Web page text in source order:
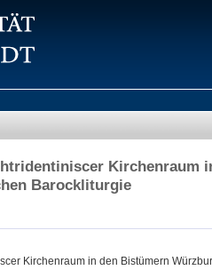
Kirchenraum
Barockliturgie
Kirchenraum in den Bistümern